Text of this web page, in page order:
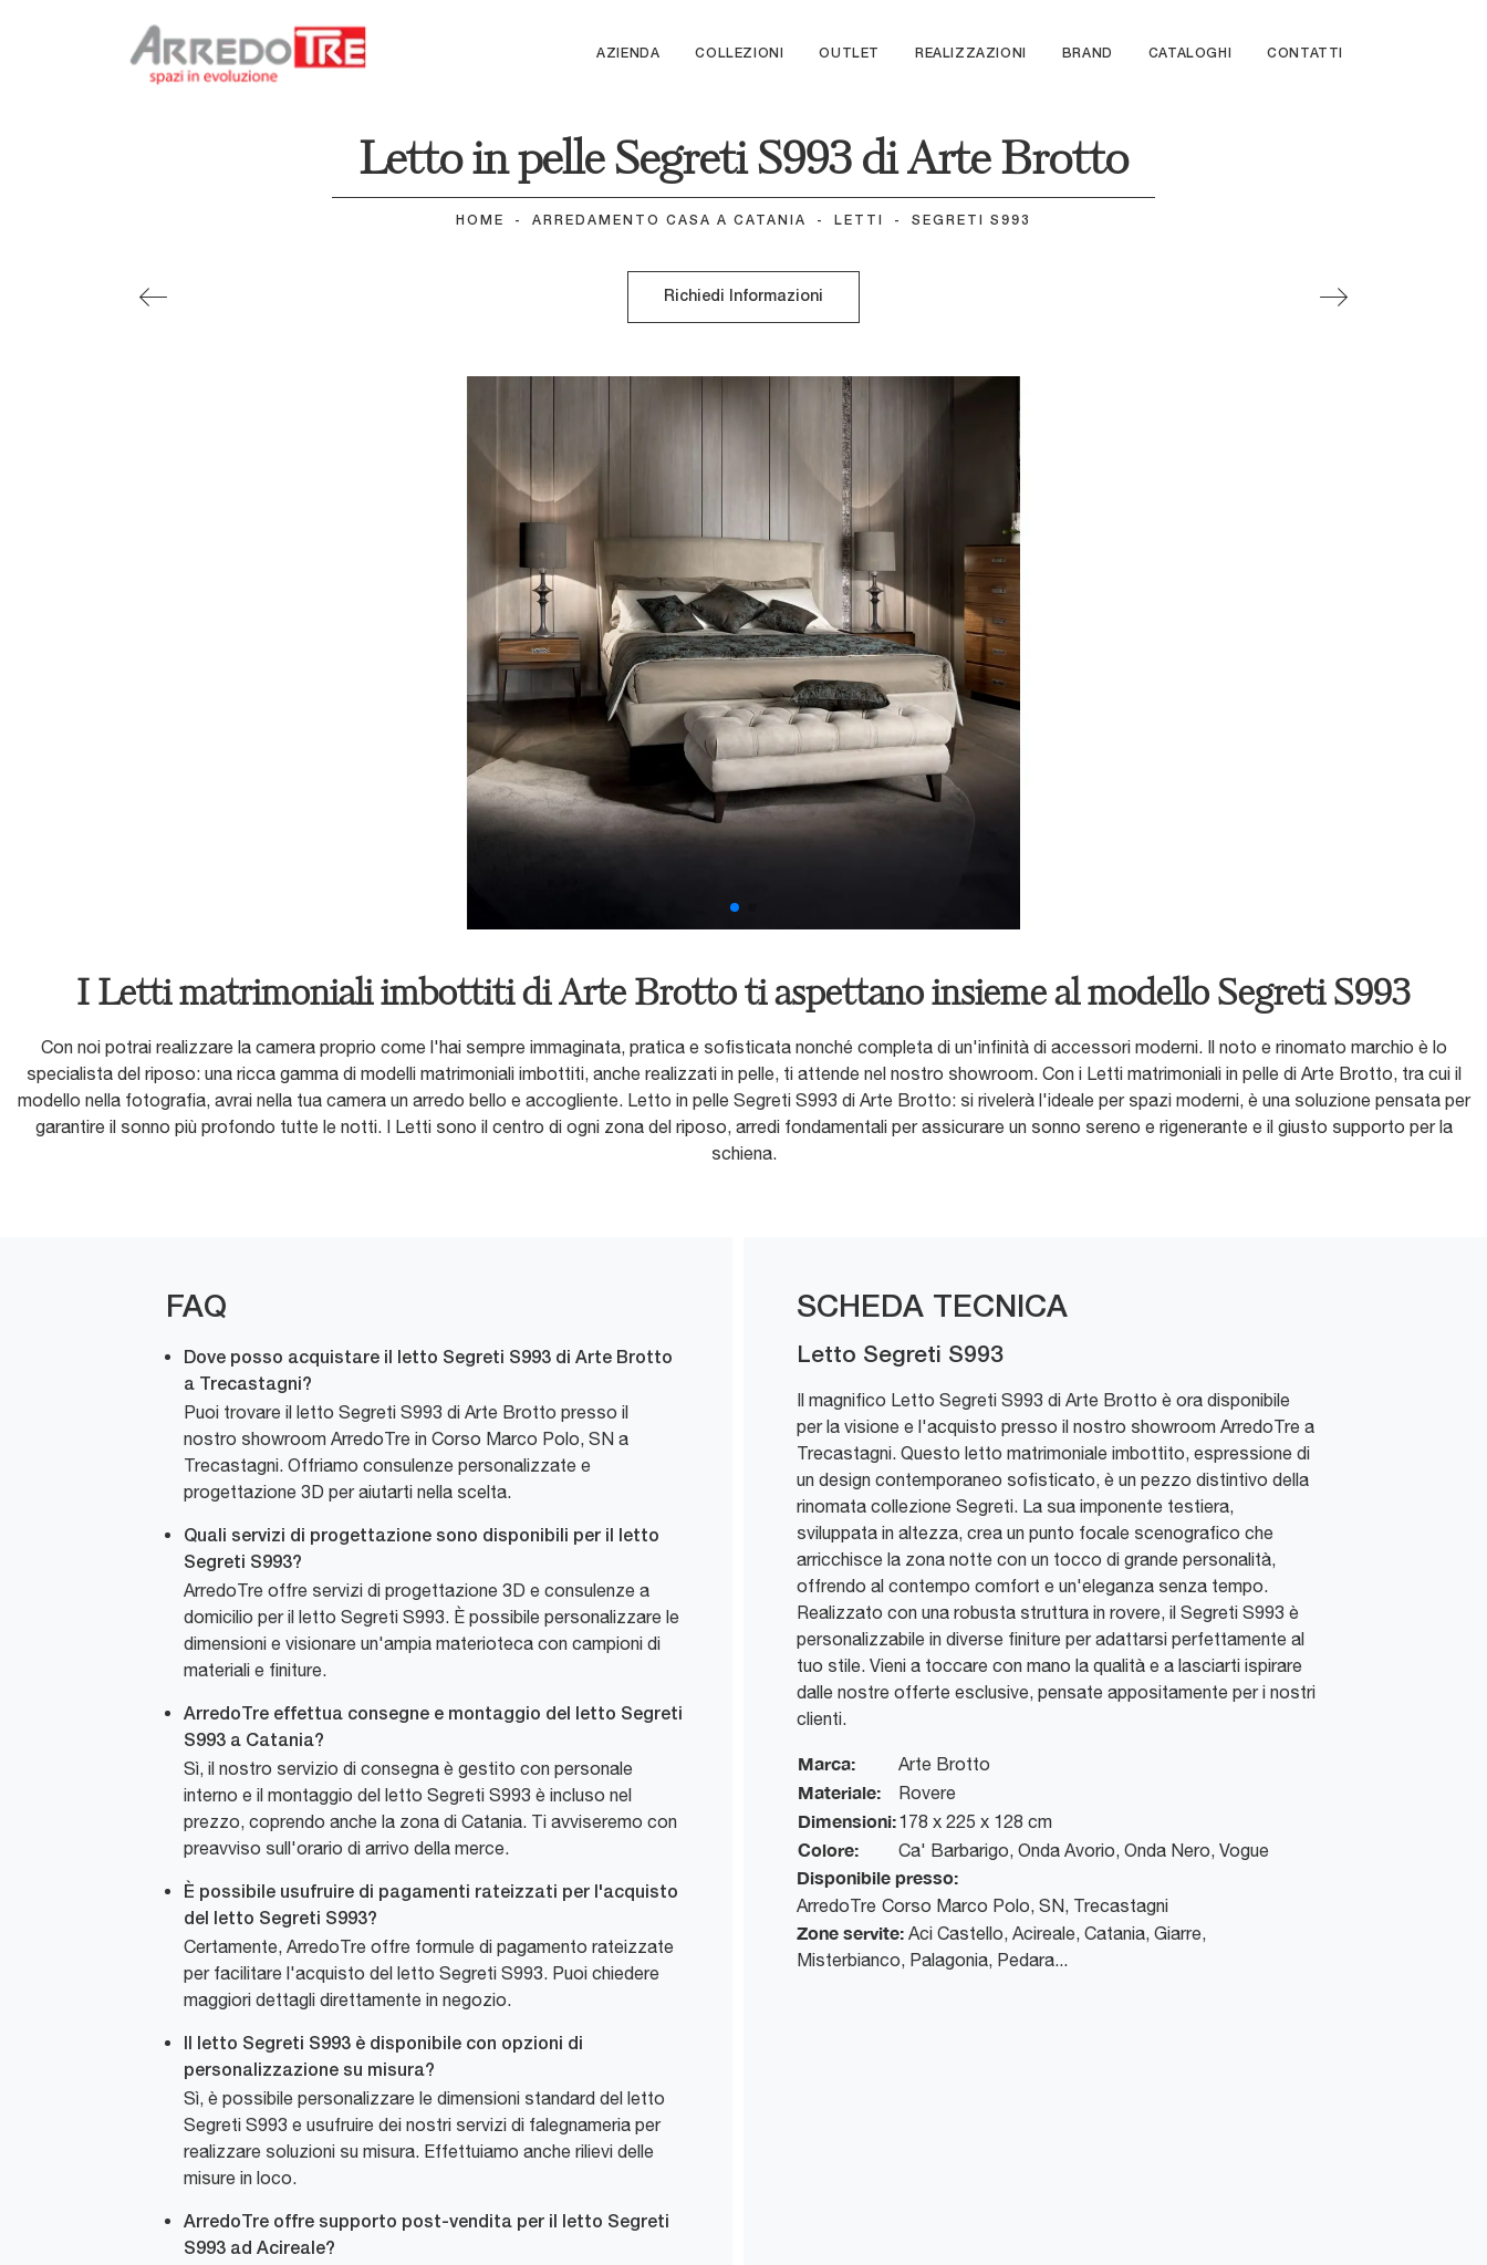
AZIENDA COLLEZIONI OUTLET REALIZZAZIONI BRAND CATALOGHI CONTATTI
Letto in pelle Segreti S993 di Arte Brotto
HOME - ARREDAMENTO CASA A CATANIA - LETTI - SEGRETI S993
Richiedi Informazioni
I Letti matrimoniali imbottiti di Arte Brotto ti aspettano insieme al modello Segreti S993
Con noi potrai realizzare la camera proprio come l'hai sempre immaginata, pratica e sofisticata nonché completa di un'infinità di accessori moderni. Il noto e rinomato marchio è lo
specialista del riposo: una ricca gamma di modelli matrimoniali imbottiti, anche realizzati in pelle, ti attende nel nostro showroom. Con i Letti matrimoniali in pelle di Arte Brotto, tra cui il
modello nella fotografia, avrai nella tua camera un arredo bello e accogliente. Letto in pelle Segreti S993 di Arte Brotto: si rivelerà l'ideale per spazi moderni, è una soluzione pensata per
garantire il sonno più profondo tutte le notti. I Letti sono il centro di ogni zona del riposo, arredi fondamentali per assicurare un sonno sereno e rigenerante e il giusto supporto per la
schiena.
FAQ
Dove posso acquistare il letto Segreti S993 di Arte Brotto
a Trecastagni?
Puoi trovare il letto Segreti S993 di Arte Brotto presso il
nostro showroom ArredoTre in Corso Marco Polo, SN a
Trecastagni. Offriamo consulenze personalizzate e
progettazione 3D per aiutarti nella scelta.
Quali servizi di progettazione sono disponibili per il letto
Segreti S993?
ArredoTre offre servizi di progettazione 3D e consulenze a
domicilio per il letto Segreti S993. È possibile personalizzare le
dimensioni e visionare un'ampia materioteca con campioni di
materiali e finiture.
ArredoTre effettua consegne e montaggio del letto Segreti
S993 a Catania?
Sì, il nostro servizio di consegna è gestito con personale
interno e il montaggio del letto Segreti S993 è incluso nel
prezzo, coprendo anche la zona di Catania. Ti avviseremo con
preavviso sull'orario di arrivo della merce.
È possibile usufruire di pagamenti rateizzati per l'acquisto
del letto Segreti S993?
Certamente, ArredoTre offre formule di pagamento rateizzate
per facilitare l'acquisto del letto Segreti S993. Puoi chiedere
maggiori dettagli direttamente in negozio.
Il letto Segreti S993 è disponibile con opzioni di
personalizzazione su misura?
Sì, è possibile personalizzare le dimensioni standard del letto
Segreti S993 e usufruire dei nostri servizi di falegnameria per
realizzare soluzioni su misura. Effettuiamo anche rilievi delle
misure in loco.
ArredoTre offre supporto post-vendita per il letto Segreti
S993 ad Acireale?
SCHEDA TECNICA
Letto Segreti S993
Il magnifico Letto Segreti S993 di Arte Brotto è ora disponibile
per la visione e l'acquisto presso il nostro showroom ArredoTre a
Trecastagni. Questo letto matrimoniale imbottito, espressione di
un design contemporaneo sofisticato, è un pezzo distintivo della
rinomata collezione Segreti. La sua imponente testiera,
sviluppata in altezza, crea un punto focale scenografico che
arricchisce la zona notte con un tocco di grande personalità,
offrendo al contempo comfort e un'eleganza senza tempo.
Realizzato con una robusta struttura in rovere, il Segreti S993 è
personalizzabile in diverse finiture per adattarsi perfettamente al
tuo stile. Vieni a toccare con mano la qualità e a lasciarti ispirare
dalle nostre offerte esclusive, pensate appositamente per i nostri
clienti.
Marca: Arte Brotto
Materiale: Rovere
Dimensioni:178 x 225 x 128 cm
Colore: Ca' Barbarigo, Onda Avorio, Onda Nero, Vogue
Disponibile presso:
ArredoTre Corso Marco Polo, SN, Trecastagni
Zone servite: Aci Castello, Acireale, Catania, Giarre,
Misterbianco, Palagonia, Pedara...